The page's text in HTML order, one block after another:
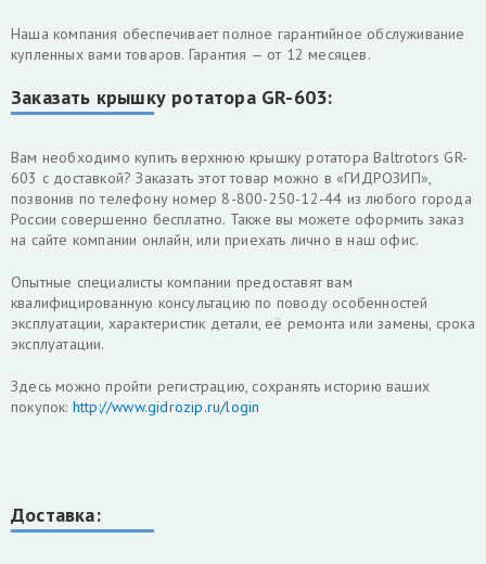
Наша компания обеспечивает полное гарантийное обслуживание
купленных вами товаров. Гарантия — от 12 месяцев.
Заказать крышку ротатора GR-603:
Вам необходимо купить верхнюю крышку ротатора Baltrotors GR-
603 с доставкой? Заказать этот товар можно в «ГИДРОЗИП»,
позвонив по телефону номер 8-800-250-12-44 из любого города
России совершенно бесплатно. Также вы можете оформить заказ
на сайте компании онлайн, или приехать лично в наш офис.
Опытные специалисты компании предоставят вам
квалифицированную консультацию по поводу особенностей
эксплуатации, характеристик детали, её ремонта или замены, срока
эксплуатации.
Здесь можно пройти регистрацию, сохранять историю ваших
покупок: http://www.gidrozip.ru/login
Доставка: